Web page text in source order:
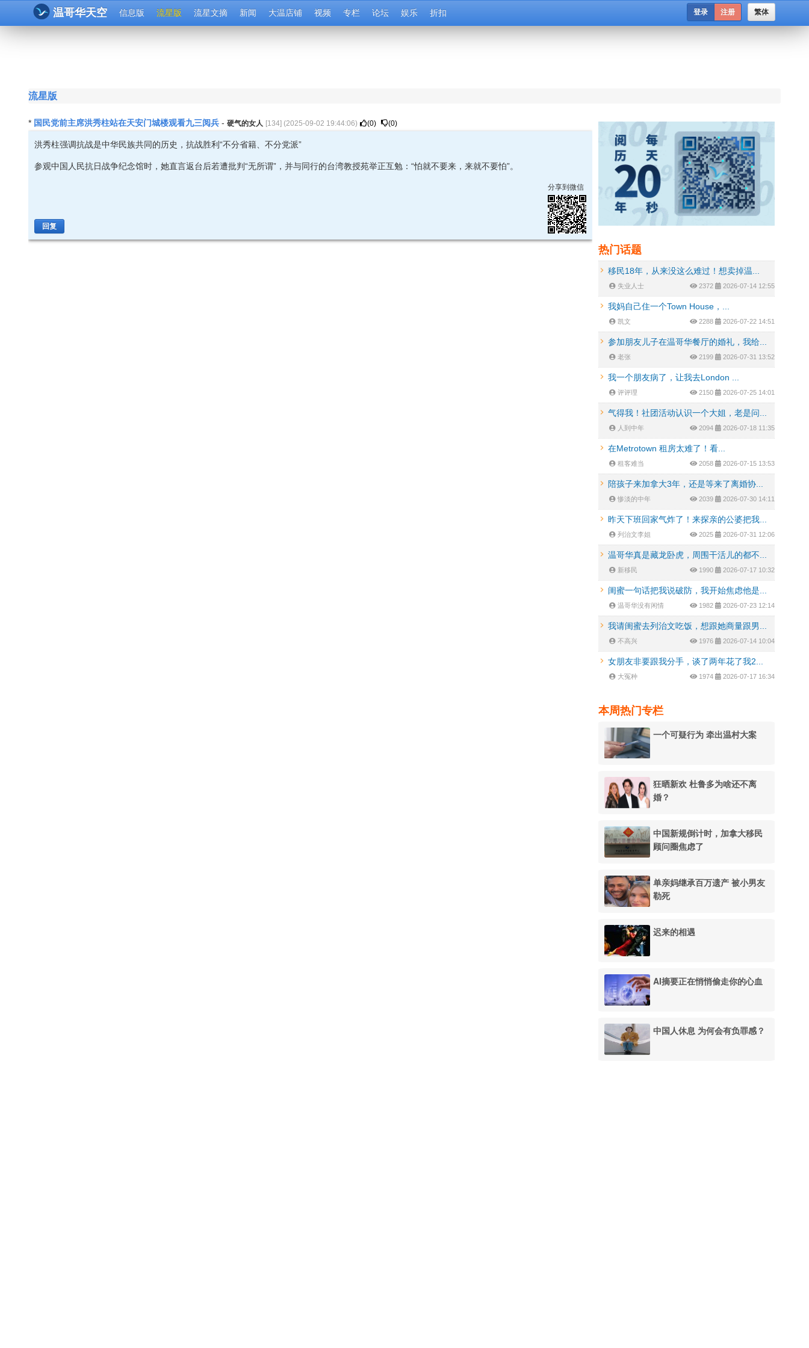
温哥华天空 信息版 流星版 流星文摘 新闻 大温店铺 视频 专栏 论坛 娱乐 折扣 繁体
登录 注册
流星版
* 国民党前主席洪秀柱站在天安门城楼观看九三阅兵 - 硬气的女人 [134] (2025-09-02 19:44:06) (0) (0)
洪秀柱强调抗战是中华民族共同的历史，抗战胜利“不分省籍、不分党派”
参观中国人民抗日战争纪念馆时，她直言返台后若遭批判“无所谓”，并与同行的台湾教授苑举正互勉：“怕就不要来，来就不要怕”。
回复
分享到微信
热门话题
移民18年，从来没这么难过！想卖掉温...
失业人士 2372 2026-07-14 12:55
我妈自己住一个Town House，...
凯文 2288 2026-07-22 14:51
参加朋友儿子在温哥华餐厅的婚礼，我给...
老张 2199 2026-07-31 13:52
我一个朋友病了，让我去London ...
评评理 2150 2026-07-25 14:01
气得我！社团活动认识一个大姐，老是问...
人到中年 2094 2026-07-18 11:35
在Metrotown 租房太难了！看...
租客难当 2058 2026-07-15 13:53
陪孩子来加拿大3年，还是等来了离婚协...
惨淡的中年 2039 2026-07-30 14:11
昨天下班回家气炸了！来探亲的公婆把我...
列治文李姐 2025 2026-07-31 12:06
温哥华真是藏龙卧虎，周围干活儿的都不...
新移民 1990 2026-07-17 10:32
闺蜜一句话把我说破防，我开始焦虑他是...
温哥华没有闲情 1982 2026-07-23 12:14
我请闺蜜去列治文吃饭，想跟她商量跟男...
不高兴 1976 2026-07-14 10:04
女朋友非要跟我分手，谈了两年花了我2...
大冤种 1974 2026-07-17 16:34
本周热门专栏
一个可疑行为 牵出温村大案
狂晒新欢 杜鲁多为啥还不离
婚？
中国新规倒计时，加拿大移民
顾问圈焦虑了
单亲妈继承百万遗产 被小男友
勒死
迟来的相遇
AI摘要正在悄悄偷走你的心血
中国人休息 为何会有负罪感？